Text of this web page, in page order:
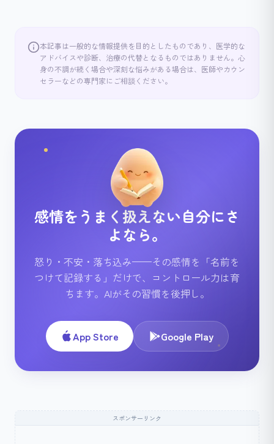
本記事は一般的な情報提供を目的としたものであり、医学的な
アドバイスや診断、治療の代替となるものではありません。心
身の不調が続く場合や深刻な悩みがある場合は、医師やカウン
セラーなどの専門家にご相談ください。
感情をうまく扱えない自分にさ
よなら。
怒り・不安・落ち込み——その感情を「名前を
つけて記録する」だけで、コントロール力は育
ちます。AIがその習慣を後押し。
App Store Google Play
スポンサーリンク